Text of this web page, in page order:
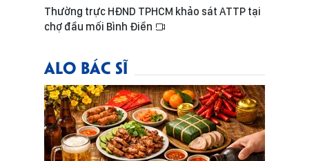
Thường trực HĐND TPHCM khảo sát ATTP tại
chợ đầu mối Bình Điền
ALO BÁC SĨ